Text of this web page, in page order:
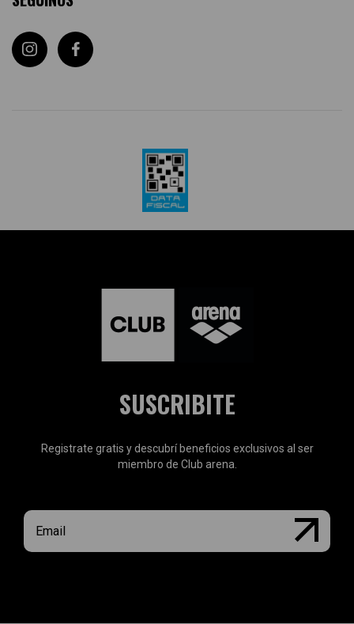
SUSCRIBITE
Registrate gratis y descubrí beneficios exclusivos al ser
miembro de Club arena.